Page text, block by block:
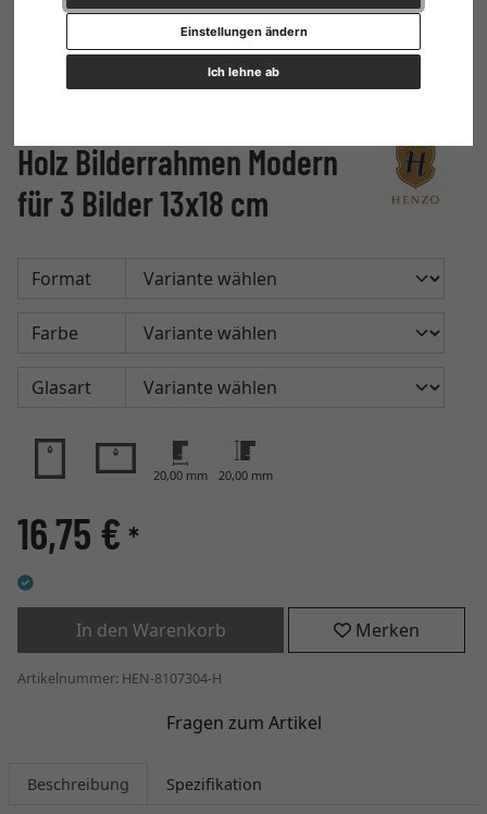
Ich lehne ab
Einstellungen ändern
Holz Bilderrahmen Modern
für 3 Bilder 13x18 cm
Format
Farbe
Glasart
20,00 mm 20,00 mm
16,75 € *
In den Warenkorb Merken
Artikelnummer: HEN-8107304-H
Fragen zum Artikel
Beschreibung Spezifikation